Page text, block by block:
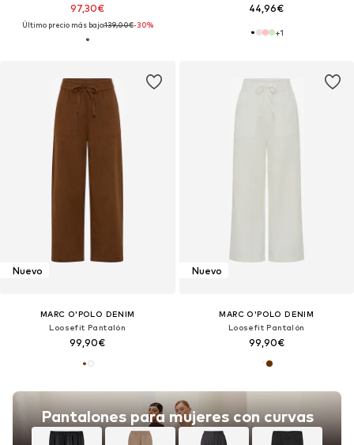
97,30€
Último precio más bajo:139,00€-30%
44,96€
+1
Nuevo
MARC O'POLO DENIM
Loosefit Pantalón
99,90€
Pantalones para mujeres con curvas
Nuevo
MARC O'POLO DENIM
Loosefit Pantalón
99,90€